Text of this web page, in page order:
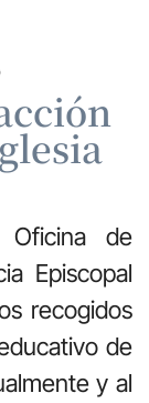
de
Episcopal
recogidos
de
y al